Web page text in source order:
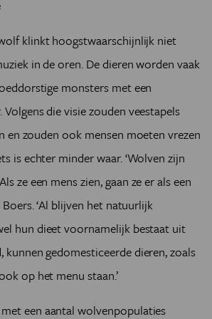
klinkt hoogstwaarschijnlijk niet
in de oren. De dieren worden vaak
monsters met een
die visie zouden veestapels
en zouden ook mensen moeten vrezen
is echter minder waar. ‘Wolven zijn
ze een mens zien, gaan ze er als een
Boers. ‘Al blijven het natuurlijk
hun dieet voornamelijk bestaat uit
kunnen gedomesticeerde dieren, zoals
op het menu staan.’
een aantal wolvenpopulaties